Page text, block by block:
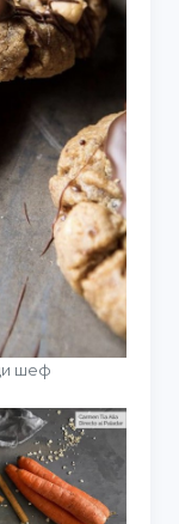
шеф